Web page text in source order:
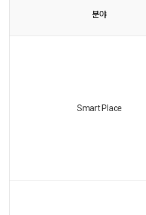
분야
Smart Place